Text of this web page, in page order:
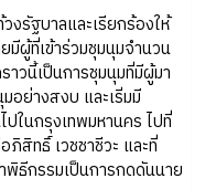
รัฐบาลและเรียกร้องให้
ผู้ที่เข้าร่วมชุมนุมจำนวน
าวนี้เป็นการชุมนุมที่มีผู้มา
อย่างสงบ และเริ่มมี
ในกรุงเทพมหานคร ไปที่
สิทธิ์ เวชชาชีวะ และที่
พิธีกรรมเป็นการกดดันนาย